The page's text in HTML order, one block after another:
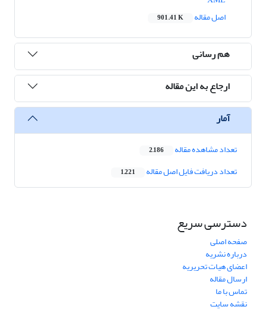
اصل مقاله
901.41 K
هم رسانی
ارجاع به این مقاله
آمار
تعداد مشاهده مقاله 2,186
تعداد دریافت فایل اصل مقاله 1,221
دسترسی سریع
صفحه اصلی
درباره نشریه
اعضای هیات تحریریه
ارسال مقاله
تماس با ما
نقشه سایت